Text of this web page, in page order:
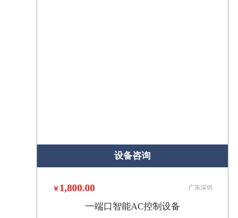
设备咨询
￥ 1,800.00 广东深圳
一端口智能AC控制设备